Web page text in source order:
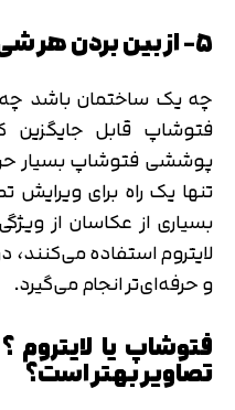
۵- از بین بردن هر شی یا تصویر
چه یک ساختمان باشد
فتوشاپ قابل
پوششی فتوشاپ بسیار
تنها یک راه برای ویرایش
بسیاری از عکاسان از
لایتروم استفاده می‌کنند،
و حرفه‌ای‌تر انجام می‌گیرد.
فتوشاپ یا
تصاویر بهتر است؟